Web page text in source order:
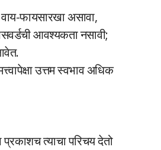
फायसारखा असावा,
आवश्यकता नसावी;
उत्तम स्वभाव अधिक
प्रकाशच त्याचा परिचय देतो